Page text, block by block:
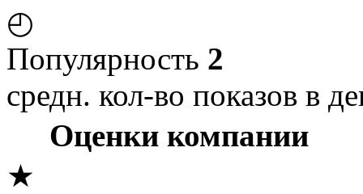
◴
Популярность 2
средн. кол-во показов в
Оценки компании
★